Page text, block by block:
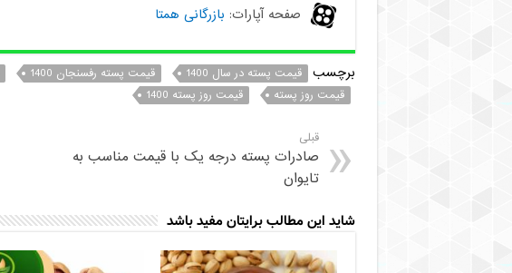
صفحه آپارات: بازرگانی همتا
برچسب قیمت پسته در سال 1400 قیمت پسته رفسنجان 1400
قیمت روز پسته
قیمت روز پسته 1400
قبلی
صادرات پسته درجه یک با قیمت مناسب به
تایوان
شاید این مطالب برایتان مفید باشد